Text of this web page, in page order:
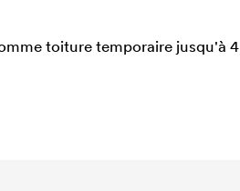
toiture temporaire jusqu'à 4